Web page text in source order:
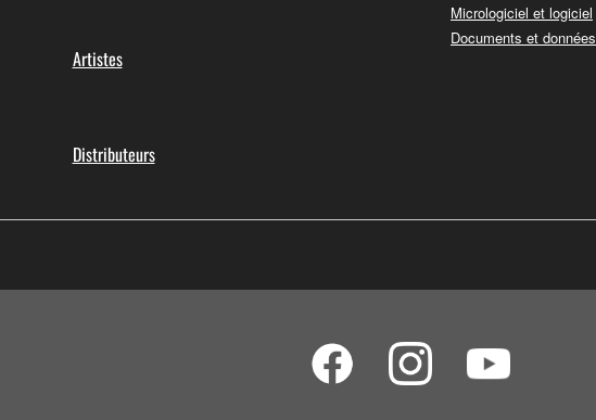
Artistes
Distributeurs
Micrologiciel et logiciel
Documents et données